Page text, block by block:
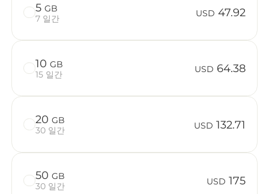
Niger에서
Billion
목적지 및 데
5 GB
7 일간
USD 47.92
10 GB
15 일간
USD 64.38
20 GB
30 일간
USD 132.71
50 GB
30 일간
USD 175